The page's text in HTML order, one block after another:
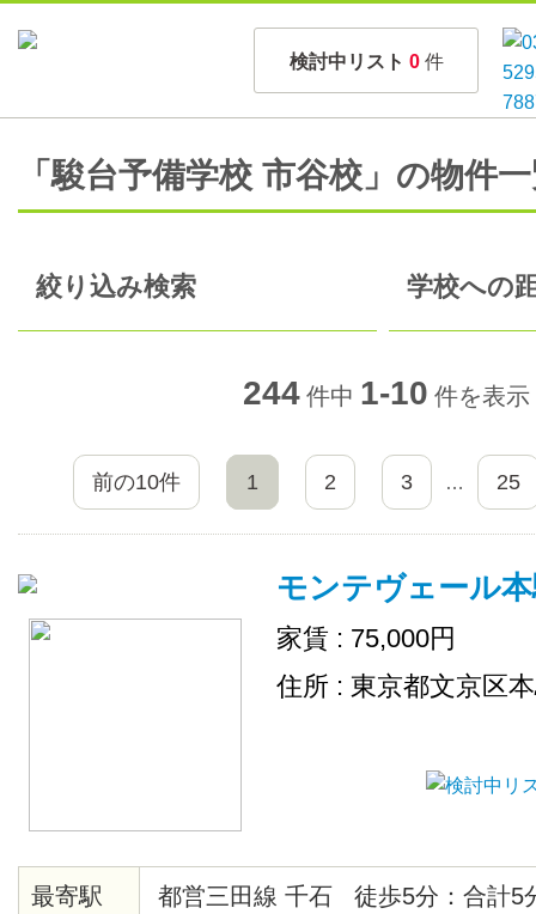
検討中リスト 0 件
「駿台予備学校 市谷校」の物件
絞り込み検索 学校への
244 件中 1-10 件を表示
前の10件 1 2 3 … 25
モンテヴェール
家賃 : 75,000円
住所 : 東京都文京区
最寄駅 都営三田線 千石 徒歩5分：合計5